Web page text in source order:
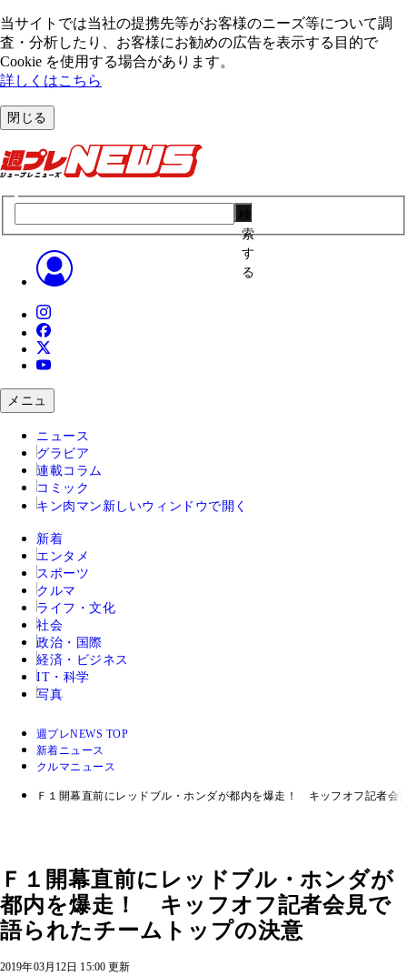
当サイトでは当社の提携先等がお客様のニーズ等について調
査・分析したり、お客様にお勧めの広告を表⽰する⽬的で
Cookie を使⽤する場合があります。
詳しくはこちら
閉じる
索
す
る
メニュ
ニュース
グラビア
連載コラム
コミック
キン肉マン 新しいウィンドウで開く
新着
エンタメ
スポーツ
クルマ
ライフ・文化
社会
政治・国際
経済・ビジネス
IT・科学
写真
週プレNEWS TOP
新着ニュース
クルマニュース
Ｆ１開幕直前にレッドブル・ホンダが都内を爆走！ キッフオフ記者会
Ｆ１開幕直前にレッドブル・ホンダが
都内を爆走！ キッフオフ記者会見で
語られたチームトップの決意
2019年03月12日 15:00 更新